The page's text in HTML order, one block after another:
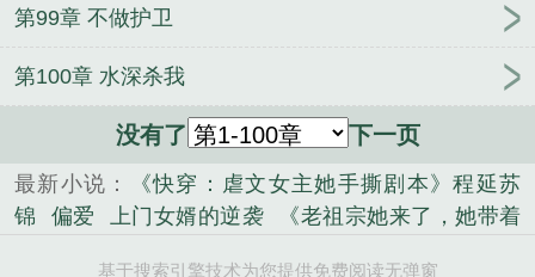
第99章 不做护卫
第100章 水深杀我
没有了 下一页
最新小说：
《快穿：虐文女主她手撕剧本》程延苏
锦
偏爱 上门女婿的逆袭
《老祖宗她来了，她带着
基于搜索引擎技术为您提供免费阅读无弹窗